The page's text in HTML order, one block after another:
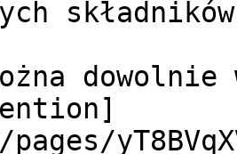
dowolnie